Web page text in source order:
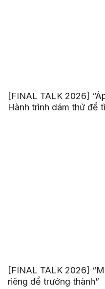
[FINAL TALK 2026]
Hành trình dám thử để
[FINAL TALK 2026]
riêng để trưởng thành”